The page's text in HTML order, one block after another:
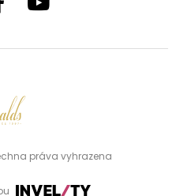
práva vyhrazena